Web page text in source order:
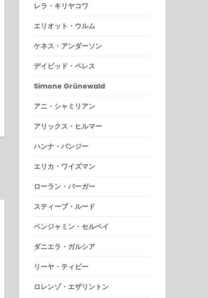
レラ・キリヤコワ
エリオット・ウルム
ケネス・アンダーソン
デイビッド・ペレス
Simone Grünewald
アニ・シャミリアン
アリックス・ヒルマー
ハンナ・バンジー
エリカ・ワイズマン
ローラン・バーガー
スティーブ・ルード
ベンジャミン・セルベイ
ダニエラ・ガルシア
リーヤ・ティビー
ロレンゾ・エザリントン